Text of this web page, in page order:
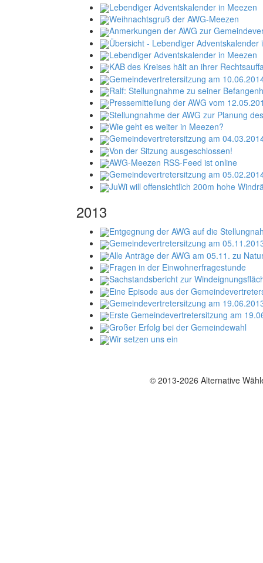
Lebendiger Adventskalender in Meezen
Weihnachtsgruß der AWG-Meezen
Anmerkungen der AWG zur
Übersicht - Lebendiger Adventskalender
Lebendiger Adventskalender in Meezen
KAB des Kreises hält an ihrer
Gemeindevertretersitzung am
Ralf: Stellungnahme zu seiner
Pressemitteilung der AWG vom
Stellungnahme der AWG zur Planung
Wie geht es weiter in Meezen?
Gemeindevertretersitzung am
Von der Sitzung ausgeschlossen!
AWG-Meezen RSS-Feed ist online
Gemeindevertretersitzung am
JuWi will offensichtlich 200m hohe
2013
Entgegnung der AWG auf die
Gemeindevertretersitzung am
Alle Anträge der AWG am 05.11. zu
Fragen in der Einwohnerfragestunde
Sachstandsbericht zur
Eine Episode aus der
Gemeindevertretersitzung am
Erste Gemeindevertretersitzung am
Großer Erfolg bei der Gemeindewahl
Wir setzen uns ein
© 2013-2026 Alternative